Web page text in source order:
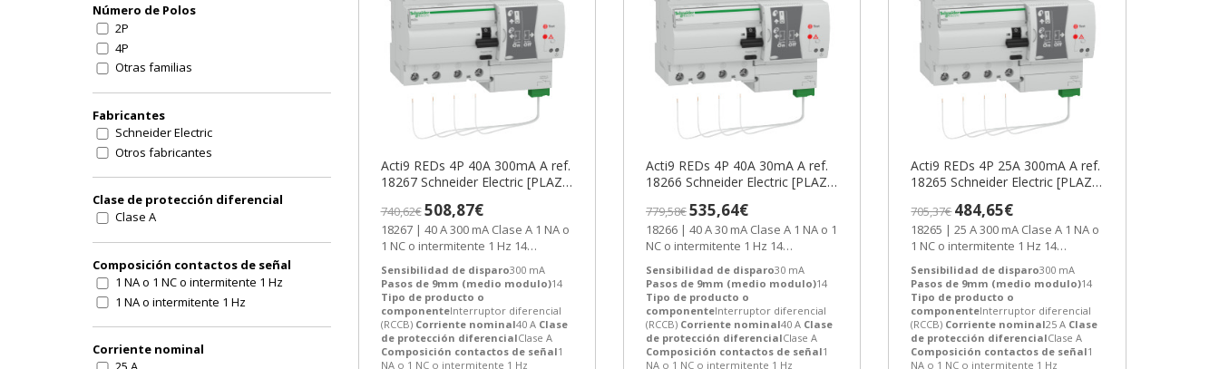
Acti9 REDs 4P 40A 300mA A ref.
18267 Schneider Electric [PLAZO
740,62€508,87€
18267 | 40 A 300 mA Clase A 1 NA o
1 NC o intermitente 1 Hz 14
Sensibilidad de disparo300 mA
Pasos de 9mm (medio modulo)14
Tipo de producto o
componenteInterruptor diferencial
(RCCB) Corriente nominal40 A Clase
de protección diferencialClase A
Composición contactos de señal1
NA o 1 NC o intermitente 1 Hz
Acti9 REDs 4P 40A 30mA A ref.
18266 Schneider Electric [PLAZO
779,58€535,64€
18266 | 40 A 30 mA Clase A 1 NA o 1
NC o intermitente 1 Hz 14
Sensibilidad de disparo30 mA
Pasos de 9mm (medio modulo)14
Tipo de producto o
componenteInterruptor diferencial
(RCCB) Corriente nominal40 A Clase
de protección diferencialClase A
Composición contactos de señal1
NA o 1 NC o intermitente 1 Hz
Acti9 REDs 4P 25A 300mA A ref.
18265 Schneider Electric [PLAZO
705,37€484,65€
18265 | 25 A 300 mA Clase A 1 NA o
1 NC o intermitente 1 Hz 14
Sensibilidad de disparo300 mA
Pasos de 9mm (medio modulo)14
Tipo de producto o
componenteInterruptor diferencial
(RCCB) Corriente nominal25 A Clase
de protección diferencialClase A
Composición contactos de señal1
NA o 1 NC o intermitente 1 Hz
Número de Polos
2P
4P
Otras familias
Fabricantes
Schneider Electric
Otros fabricantes
Clase de protección diferencial
Clase A
Composición contactos de señal
1 NA o 1 NC o intermitente 1 Hz
1 NA o intermitente 1 Hz
Corriente nominal